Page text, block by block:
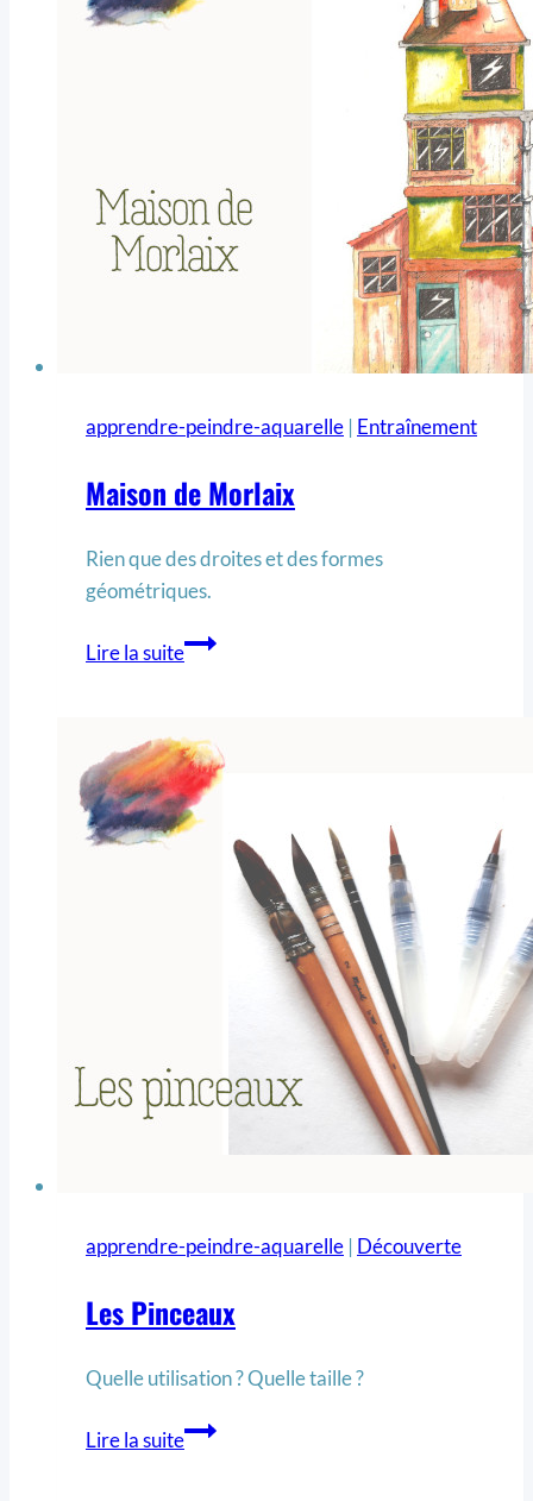
apprendre-peindre-aquarelle | Entraînement
Maison de Morlaix
Rien que des droites et des formes
géométriques.
Lire la suite
apprendre-peindre-aquarelle | Découverte
Les Pinceaux
Quelle utilisation ? Quelle taille ?
Lire la suite